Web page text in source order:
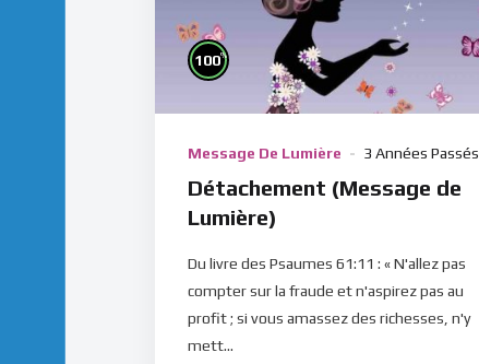
100%
Message De Lumière 3 Années Passés
Détachement (Message de
Lumière)
Du livre des Psaumes 61:11 : « N'allez pas
compter sur la fraude et n'aspirez pas au
profit ; si vous amassez des richesses, n'y
mett...